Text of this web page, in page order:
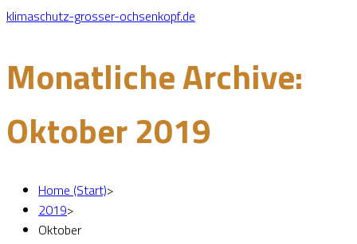
klimaschutz-grosser-ochsenkopf.de
Monatliche Archive:
Oktober 2019
Home (Start)>
2019>
Oktober